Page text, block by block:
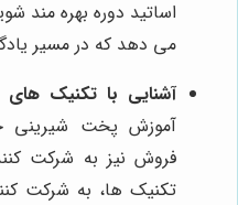
اساتید دوره بهره مند
می دهد که در مسیر
آشنایی با تکنیک های
آموزش پخت شیرینی
فروش نیز به شرکت
تکنیک ها، به شرکت